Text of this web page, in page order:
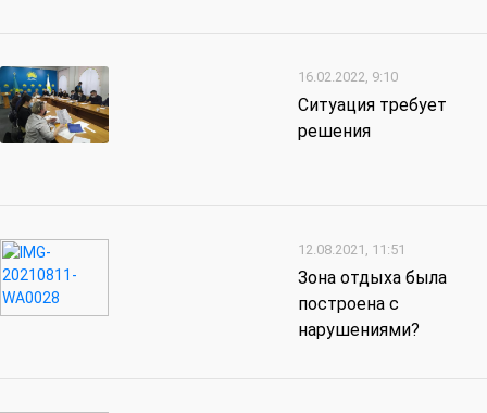
16.02.2022, 9:10
Ситуация требует
решения
12.08.2021, 11:51
Зона отдыха была
построена с
нарушениями?